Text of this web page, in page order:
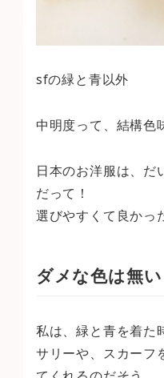
sfの緑と青以外
中明度って、結構色
日本のお洋服は、だ
だって！
選びやすくて良かっ
ダメな色は無い
私は、緑と青を着た
サリーや、スカーフ